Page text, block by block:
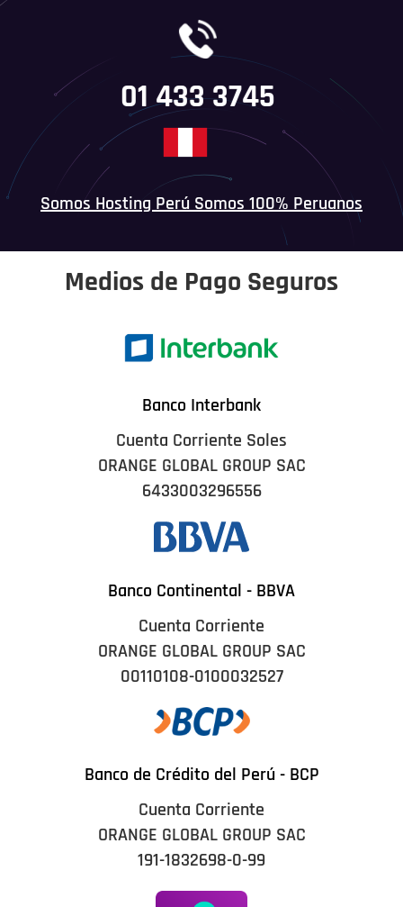
01 433 3745
Somos Hosting Perú Somos 100% Peruanos
Medios de Pago Seguros
Banco Interbank
Cuenta Corriente Soles
ORANGE GLOBAL GROUP SAC
6433003296556
Banco Continental - BBVA
Cuenta Corriente
ORANGE GLOBAL GROUP SAC
00110108-0100032527
Banco de Crédito del Perú - BCP
Cuenta Corriente
ORANGE GLOBAL GROUP SAC
191-1832698-0-99